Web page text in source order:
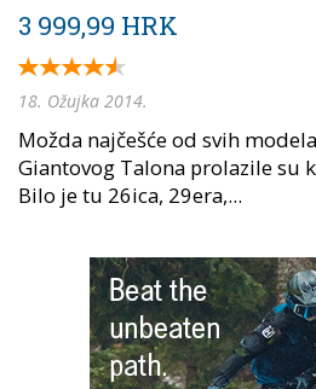
3 999,99 HRK
18. Ožujka 2014.
Možda najčešće od svih
Giantovog Talona prolazile su
Bilo je tu 26ica, 29era,...